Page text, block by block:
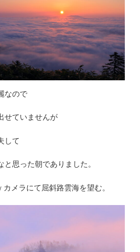
なので
せていませんが
して
思った朝でありました。
メラにて屈斜路雲海を望む。